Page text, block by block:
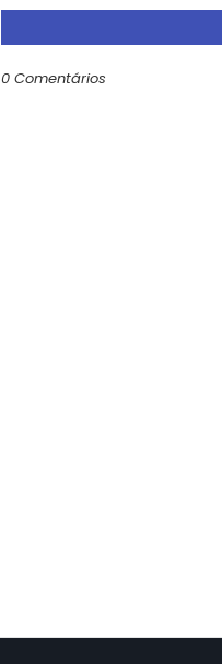
0 Comentários